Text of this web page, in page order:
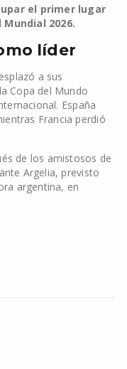
el primer lugar
2026.
líder
a sus
Copa del Mundo
España
Francia perdió
de los amistosos de
Argelia, previsto
argentina, en